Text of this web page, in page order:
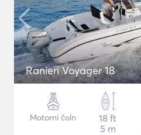
Ranieri Voyager 18
Motorni čoln
18 ft
5 m